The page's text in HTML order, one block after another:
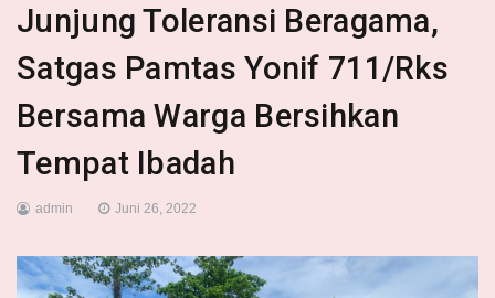
Junjung Toleransi Beragama,
Satgas Pamtas Yonif 711/Rks
Bersama Warga Bersihkan
Tempat Ibadah
admin Juni 26, 2022